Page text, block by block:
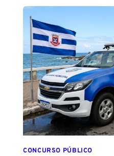
SAI
DA
ESCOLA
FORMADO
EM
DIREITO
CONCURSO PÚBLICO